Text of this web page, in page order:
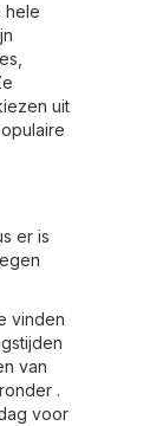
hele
uit
er is
vinden
van
.
voor